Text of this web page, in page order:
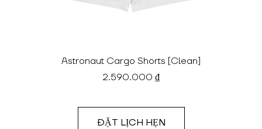
Astronaut Cargo Shorts [Clean]
2.590.000 ₫
ĐẶT LỊCH HẸN